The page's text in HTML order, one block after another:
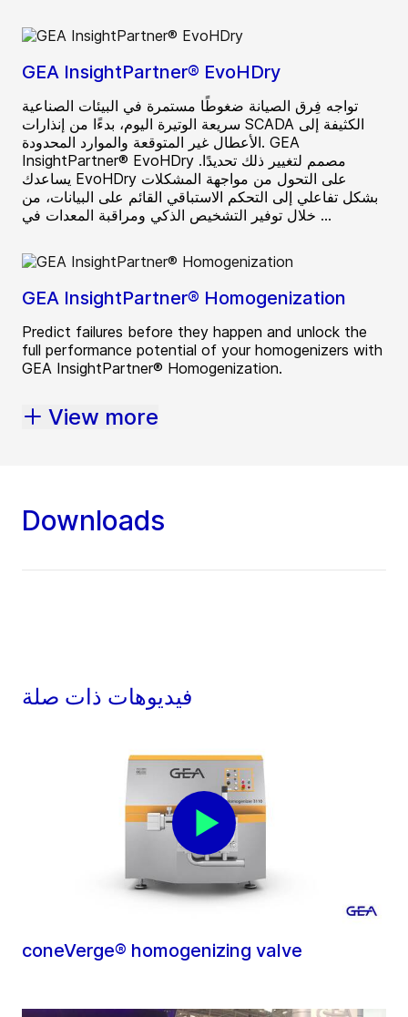
GEA InsightPartner® EvoHDry
تواجه فِرق الصيانة ضغوطًا مستمرة في البيئات الصناعية
سريعة الوتيرة اليوم، بدءًا من إنذارات SCADA الكثيفة إلى
الأعطال غير المتوقعة والموارد المحدودة. GEA
InsightPartner® EvoHDry مصمم لتغيير ذلك تحديدًا.
يساعدك EvoHDry على التحول من مواجهة المشكلات
بشكل تفاعلي إلى التحكم الاستباقي القائم على البيانات، من
خلال توفير التشخيص الذكي ومراقبة المعدات في ...
GEA InsightPartner® Homogenization
Predict failures before they happen and unlock the
full performance potential of your homogenizers with
GEA InsightPartner® Homogenization.
View more
Downloads
فيديوهات ذات صلة
coneVerge® homogenizing valve